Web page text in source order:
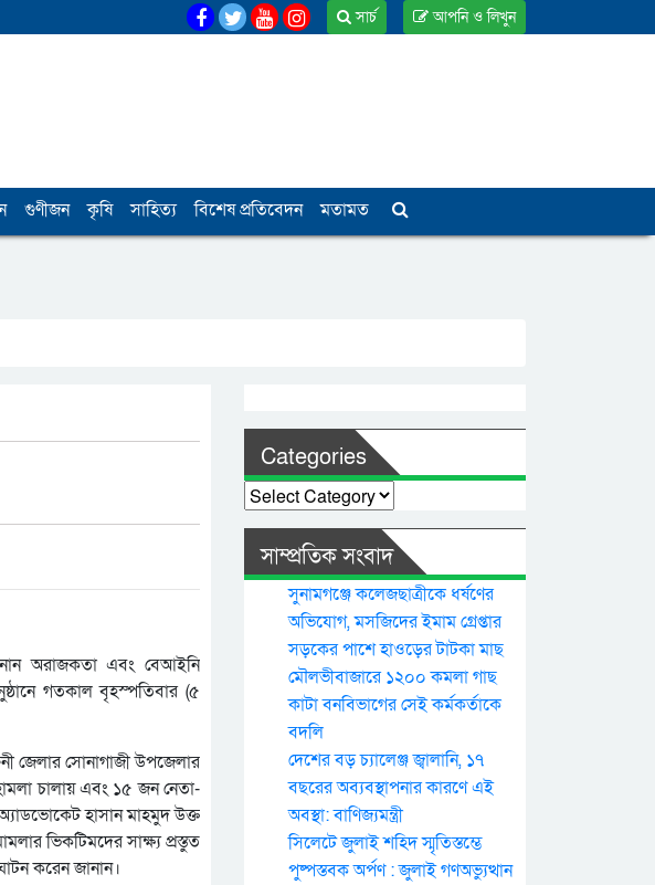
আপনি ও লিখুন
সার্চ
গুণীজন কৃষি সাহিত্য বিশেষ প্রতিবেদন মতামত
অরাজকতা এবং বেআইনি
গতকাল বৃহস্পতিবার (৫
জেলার সোনাগাজী উপজেলার
চালায় এবং ১৫ জন নেতা-
হাসান মাহমুদ উক্ত
ভিকটিমদের সাক্ষ্য প্রস্তুত
করেন জানান।
Categories
Categories
সাম্প্রতিক সংবাদ
সুনামগঞ্জে কলেজছাত্রীকে ধর্ষণের
অভিযোগ, মসজিদের ইমাম গ্রেপ্তার
সড়কের পাশে হাওড়ের টাটকা মাছ
মৌলভীবাজারে ১২০০ কমলা গাছ
কাটা বনবিভাগের সেই কর্মকর্তাকে
বদলি
দেশের বড় চ্যালেঞ্জ জ্বালানি, ১৭
বছরের অব্যবস্থাপনার কারণে এই
অবস্থা: বাণিজ্যমন্ত্রী
সিলেটে জুলাই শহিদ স্মৃতিস্তম্ভে
পুষ্পস্তবক অর্পণ : জুলাই গণঅভ্যুত্থান